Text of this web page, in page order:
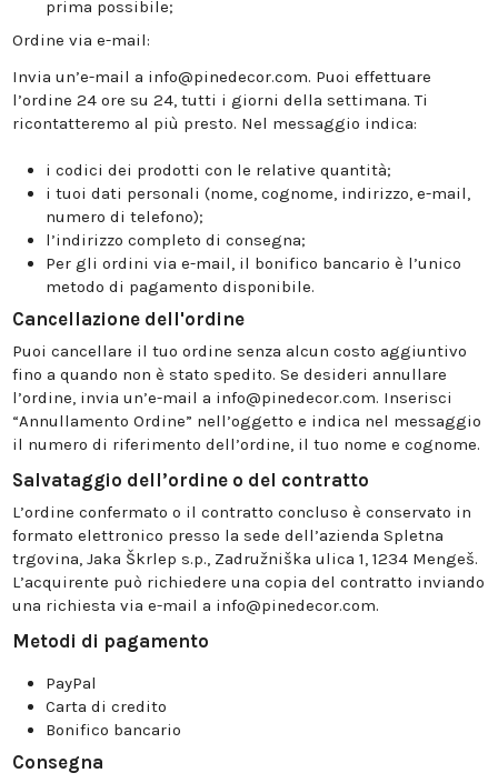
prima possibile;
Ordine via e-mail:
Invia un’e-mail a info@pinedecor.com. Puoi effettuare
l’ordine 24 ore su 24, tutti i giorni della settimana. Ti
ricontatteremo al più presto. Nel messaggio indica:
i codici dei prodotti con le relative quantità;
i tuoi dati personali (nome, cognome, indirizzo, e-mail,
numero di telefono);
l’indirizzo completo di consegna;
Per gli ordini via e-mail, il bonifico bancario è l’unico
metodo di pagamento disponibile.
Cancellazione dell'ordine
Puoi cancellare il tuo ordine senza alcun costo aggiuntivo
fino a quando non è stato spedito. Se desideri annullare
l’ordine, invia un’e-mail a info@pinedecor.com. Inserisci
“Annullamento Ordine” nell’oggetto e indica nel messaggio
il numero di riferimento dell’ordine, il tuo nome e cognome.
Salvataggio dell’ordine o del contratto
L’ordine confermato o il contratto concluso è conservato in
formato elettronico presso la sede dell’azienda Spletna
trgovina, Jaka Škrlep s.p., Zadružniška ulica 1, 1234 Mengeš.
L’acquirente può richiedere una copia del contratto inviando
una richiesta via e-mail a info@pinedecor.com.
Metodi di pagamento
PayPal
Carta di credito
Bonifico bancario
Consegna